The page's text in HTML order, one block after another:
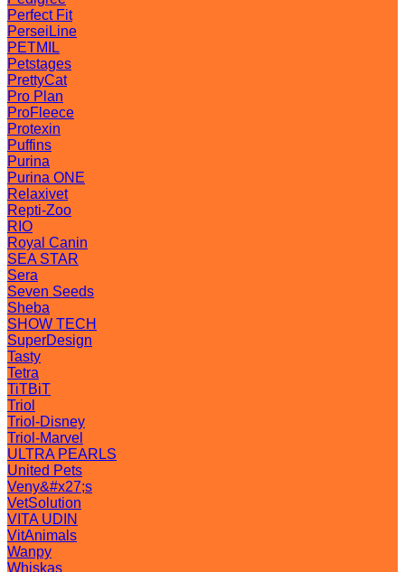
Perfect Fit
PerseiLine
PETMIL
Petstages
PrettyCat
Pro Plan
ProFleece
Protexin
Puffins
Purina
Purina ONE
Relaxivet
Repti-Zoo
RIO
Royal Canin
SEA STAR
Sera
Seven Seeds
Sheba
SHOW TECH
SuperDesign
Tasty
Tetra
TiTBiT
Triol
Triol-Disney
Triol-Marvel
ULTRA PEARLS
United Pets
Veny&#x27;s
VetSolution
VITA UDIN
VitAnimals
Wanpy
Whiskas